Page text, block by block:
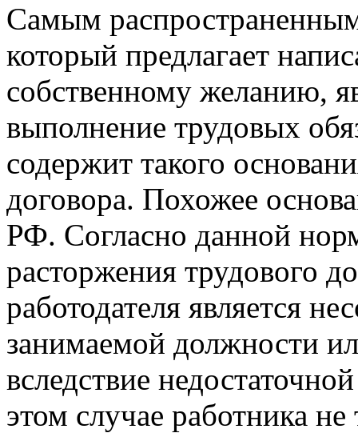
Самым
который предлагает
собственному желанию,
выполнение трудовых
содержит такого
договора. Похожее
РФ. Согласно данной
расторжения трудового
работодателя является
занимаемой должности
вследствие
этом случае работника